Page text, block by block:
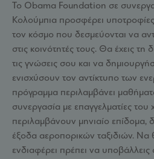
Το Obama Foundation σε
Κολούμπια προσφέρει
τον κόσμο που δεσμεύονται να
στις κοινότητές τους. Θα έχεις
τις γνώσεις σου και να
ενισχύσουν τον αντίκτυπο των
πρόγραμμα περιλαμβάνει
συνεργασία με επαγγελματίες
περιλαμβάνουν μηνιαίο επίδομα,
έξοδα αεροπορικών ταξιδιών. Να
ενδιαφέρει πρέπει να υποβάλλεις